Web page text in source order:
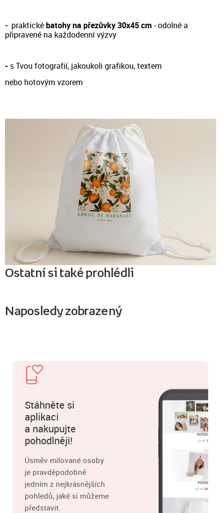
- praktickébatohy na přezůvky 30x45 cm - odolné a
připravené na každodenní výzvy
- s Tvou fotografií, jakoukoli grafikou, textem
nebo hotovým vzorem
Ostatní si také prohlédli
Naposledy zobrazený
Stáhněte si
aplikaci
a nakupujte
pohodlněji!
Úsměv milované osoby
je pravděpodobně
jedním z nejkrásnějších
pohledů, jaké si můžeme
představit.